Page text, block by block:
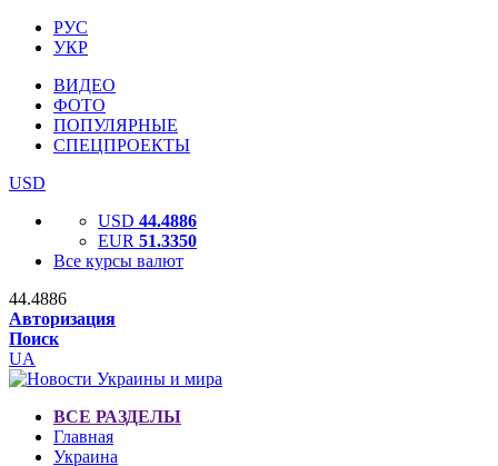
РУС
УКР
ВИДЕО
ФОТО
ПОПУЛЯРНЫЕ
СПЕЦПРОЕКТЫ
USD
USD 44.4886
EUR 51.3350
Все курсы валют
44.4886
Авторизация
Поиск
UA
ВСЕ РАЗДЕЛЫ
Главная
Украина